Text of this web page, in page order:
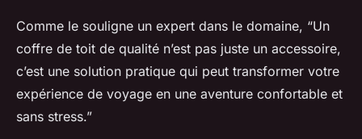
Comme le souligne un expert dans le domaine, “Un
coffre de toit de qualité n’est pas juste un accessoire,
c’est une solution pratique qui peut transformer votre
expérience de voyage en une aventure confortable et
sans stress.”